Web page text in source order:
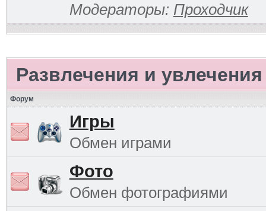
Модераторы: Проходчик
Развлечения и увлечения
Форум
Игры
Обмен играми
Фото
Обмен фотографиями